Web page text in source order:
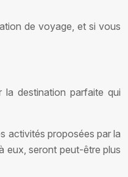
de voyage, et si vous
la destination parfaite qui
activités proposées par la
eux, seront peut-être plus